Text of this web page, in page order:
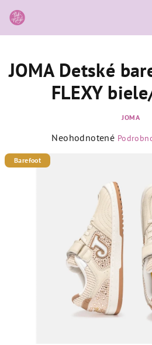
na
obsah
JOMA Detské
FLEXY
JOMA
Priemerné
hviezdičiek.
Neohodnotené
Barefoot